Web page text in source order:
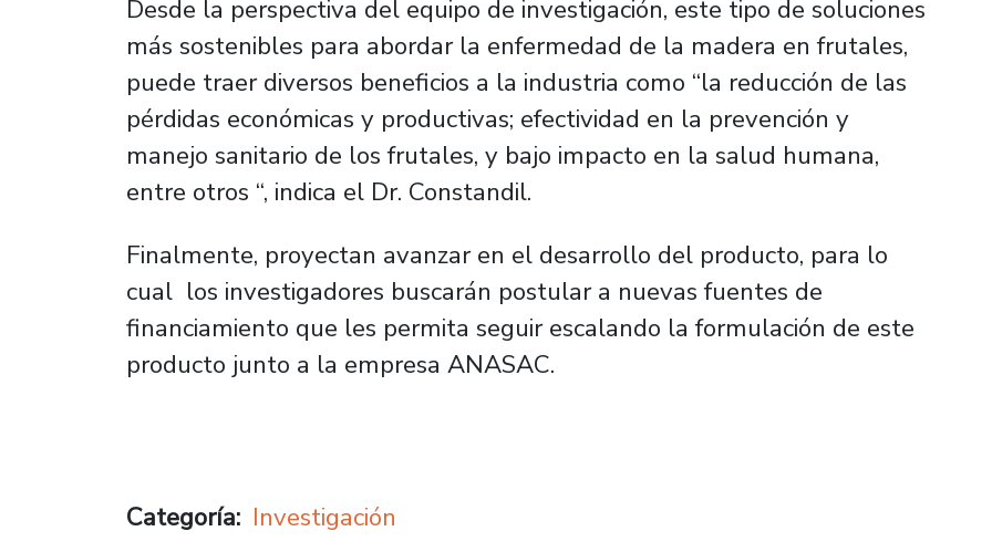
Desde la perspectiva del equipo de investigación, este tipo de soluciones
más sostenibles para abordar la enfermedad de la madera en frutales,
puede traer diversos beneficios a la industria como “la reducción de las
pérdidas económicas y productivas; efectividad en la prevención y
manejo sanitario de los frutales, y bajo impacto en la salud humana,
entre otros “, indica el Dr. Constandil.
Finalmente, proyectan avanzar en el desarrollo del producto, para lo
cual los investigadores buscarán postular a nuevas fuentes de
financiamiento que les permita seguir escalando la formulación de este
producto junto a la empresa ANASAC.
Categoría Investigación